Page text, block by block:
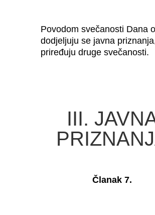
Povodom svečanosti Dana
dodjeljuju se javna
priređuju druge svečanosti.
III.
Članak 7.